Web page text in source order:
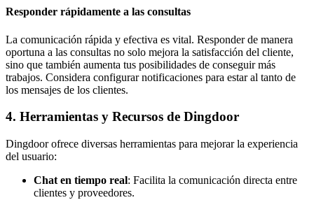
Responder rápidamente a las consultas
La comunicación rápida y efectiva es vital. Responder de manera
oportuna a las consultas no solo mejora la satisfacción del cliente,
sino que también aumenta tus posibilidades de conseguir más
trabajos. Considera configurar notificaciones para estar al tanto de
los mensajes de los clientes.
4. Herramientas y Recursos de Dingdoor
Dingdoor ofrece diversas herramientas para mejorar la experiencia
del usuario:
Chat en tiempo real: Facilita la comunicación directa entre
clientes y proveedores.